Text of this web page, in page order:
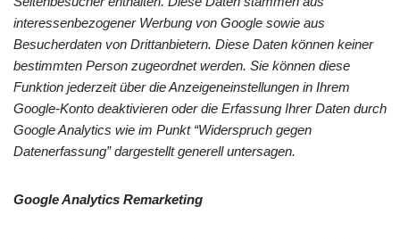
interessenbezogener Werbung von Google sowie aus
Besucherdaten von Drittanbietern. Diese Daten können keiner
bestimmten Person zugeordnet werden. Sie können diese
Funktion jederzeit über die Anzeigeneinstellungen in Ihrem
Google-Konto deaktivieren oder die Erfassung Ihrer Daten durch
Google Analytics wie im Punkt “Widerspruch gegen
Datenerfassung” dargestellt generell untersagen.
Google Analytics Remarketing